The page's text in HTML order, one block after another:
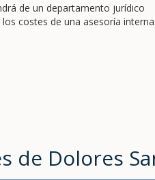
de un departamento jurídico
costes de una asesoría interna.
de Dolores